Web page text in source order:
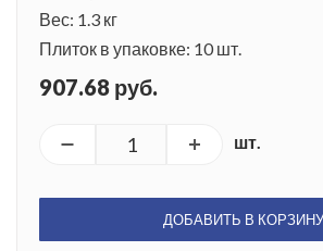
Вес: 1.3 кг
Плиток в упаковке: 10 шт.
907.68 руб.
шт.
ДОБАВИТЬ В КОРЗИНУ